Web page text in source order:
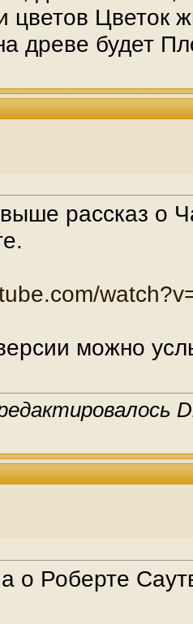
цветов Цветок
древе будет
рассказ о
можно
о Роберте